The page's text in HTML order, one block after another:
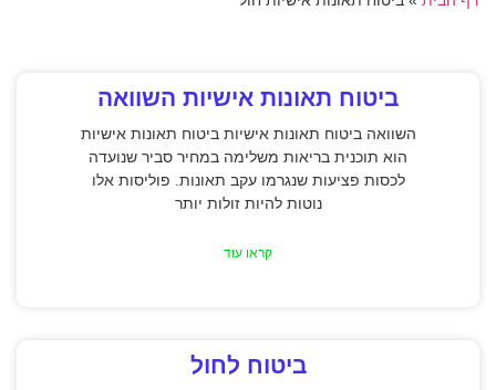
ביטוח תאונות אישיות השוואה
השוואה ביטוח תאונות אישיות ביטוח תאונות אישיות
הוא תוכנית בריאות משלימה במחיר סביר שנועדה
לכסות פציעות שנגרמו עקב תאונות. פוליסות אלו
נוטות להיות זולות יותר
קראו עוד
ביטוח לחול